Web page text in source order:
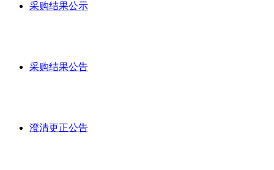
采购结果公示
采购结果公告
澄清更正公告